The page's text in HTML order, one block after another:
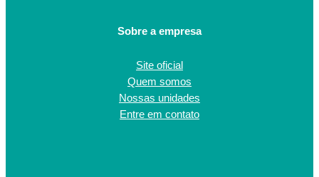
Sobre a empresa
Site oficial
Quem somos
Nossas unidades
Entre em contato